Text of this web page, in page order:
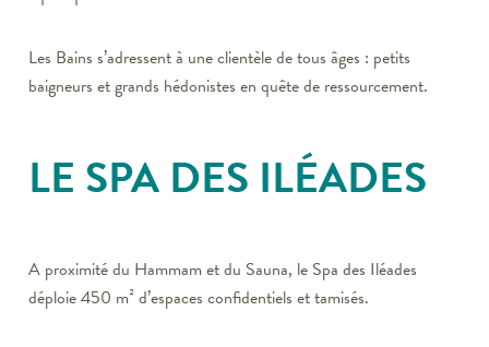
Les Bains s’adressent à une clientèle de tous âges : petits
baigneurs et grands hédonistes en quête de ressourcement.
LE SPA DES ILÉADES
A proximité du Hammam et du Sauna, le Spa des Iléades
déploie 450 m² d’espaces confidentiels et tamisés.